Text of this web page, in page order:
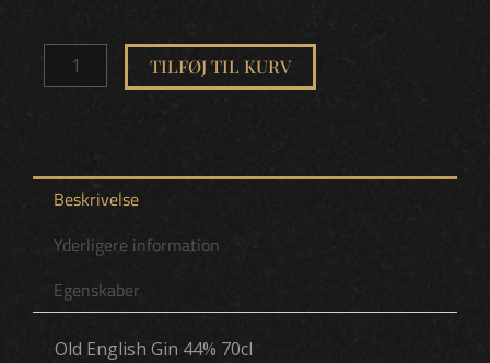
antal
TILFØJ TIL KURV
Beskrivelse
Yderligere information
Egenskaber
Old English Gin 44% 70cl